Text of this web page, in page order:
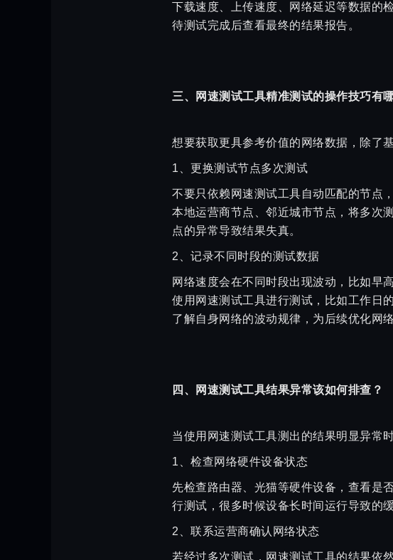
下载速度、上传速度、网络延迟等数据的
待测试完成后查看最终的结果报告。
三、网速测试工具精准测试的操作技巧有
想要获取更具参考价值的网络数据，除了
1、更换测试节点多次测试
不要只依赖网速测试工具自动匹配的节点
本地运营商节点、邻近城市节点，将多次
点的异常导致结果失真。
2、记录不同时段的测试数据
网络速度会在不同时段出现波动，比如早
使用网速测试工具进行测试，比如工作日
了解自身网络的波动规律，为后续优化网
四、网速测试工具结果异常该如何排查？
当使用网速测试工具测出的结果明显异常
1、检查网络硬件设备状态
先检查路由器、光猫等硬件设备，查看是
行测试，很多时候设备长时间运行导致的
2、联系运营商确认网络状态
若经过多次测试，网速测试工具的结果依